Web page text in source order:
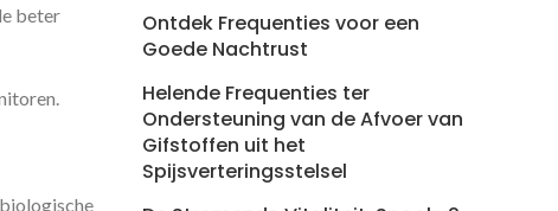
beter
Ontdek Frequenties voor een
Goede Nachtrust
Helende Frequenties ter
Ondersteuning van de Afvoer van
Gifstoffen uit het
Spijsverteringsstelsel